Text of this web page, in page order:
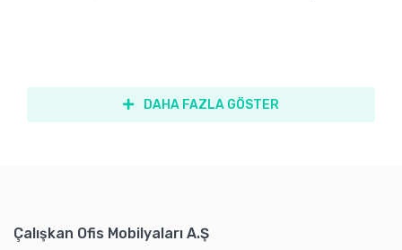
DAHA FAZLA GÖSTER
Çalışkan Ofis Mobilyaları A.Ş